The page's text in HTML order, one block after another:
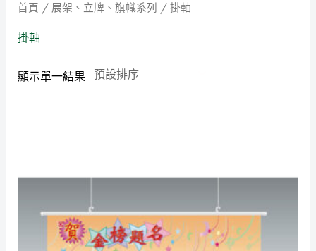
首頁 / 展架、立牌、旗幟系列 / 掛軸
掛軸
顯示單一結果